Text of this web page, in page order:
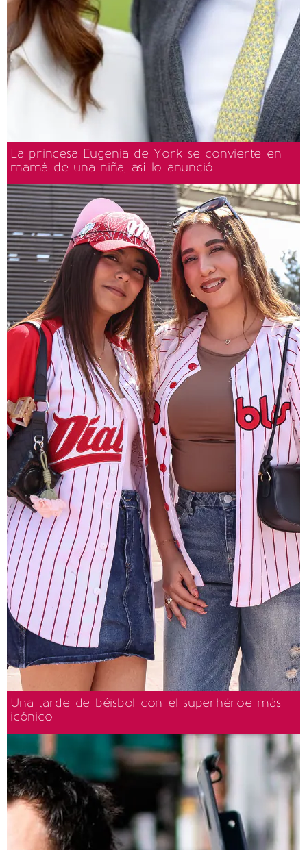
La princesa Eugenia de York se convierte en
mamá de una niña, así lo anunció
Una tarde de béisbol con el superhéroe más
icónico